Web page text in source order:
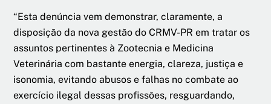
“Esta denúncia vem demonstrar, claramente, a
disposição da nova gestão do CRMV-PR em tratar os
assuntos pertinentes à Zootecnia e Medicina
Veterinária com bastante energia, clareza, justiça e
isonomia, evitando abusos e falhas no combate ao
exercício ilegal dessas profissões, resguardando,